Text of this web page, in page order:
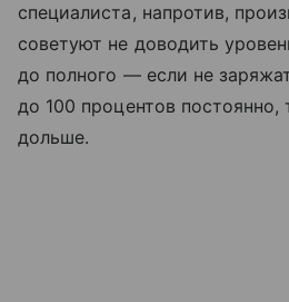
специалиста, напротив,
советуют не доводить
до полного — если не
до 100 процентов постоянно,
дольше.